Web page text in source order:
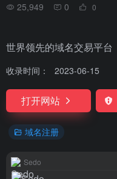
25,949 0 0
世界领先的域名交易平台
收录时间： 2023-06-15
打开网站
域名注册
Sedo